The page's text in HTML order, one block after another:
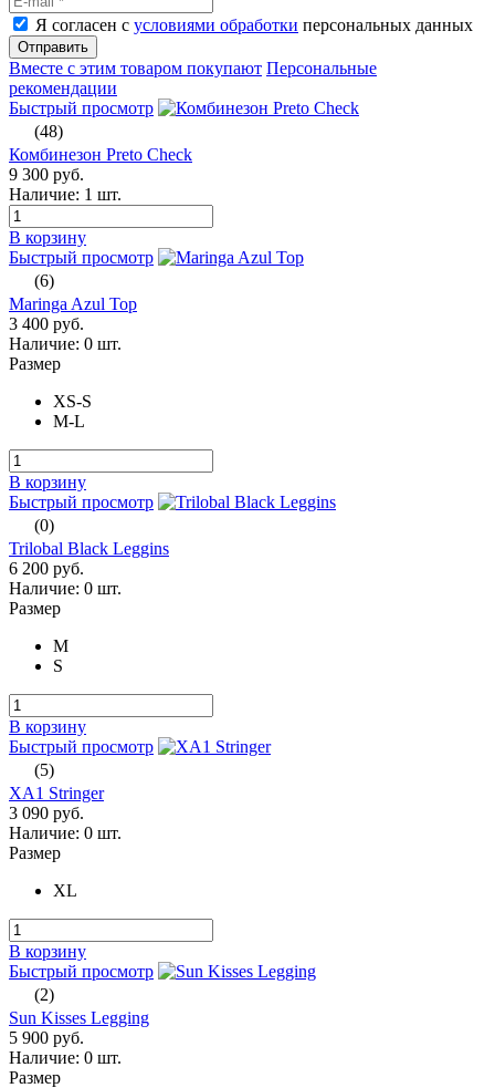
Я согласен с условиями обработки персональных данных
Отправить
Вместе с этим товаром покупают Персональные
рекомендации
Быстрый просмотр
(48)
Комбинезон Preto Check
9 300 руб.
Наличие: 1 шт.
В корзину
Быстрый просмотр
(6)
Maringa Azul Top
3 400 руб.
Наличие: 0 шт.
Размер
XS-S
M-L
В корзину
Быстрый просмотр
(0)
Trilobal Black Leggins
6 200 руб.
Наличие: 0 шт.
Размер
M
S
В корзину
Быстрый просмотр
(5)
XA1 Stringer
3 090 руб.
Наличие: 0 шт.
Размер
XL
В корзину
Быстрый просмотр
(2)
Sun Kisses Legging
5 900 руб.
Наличие: 0 шт.
Размер